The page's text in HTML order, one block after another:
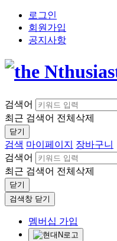
로그인
회원가입
공지사항
검색어
최근 검색어 전체삭제
닫기
검색 마이페이지
장바구니
검색어
최근 검색어 전체삭제
닫기
검색창 닫기
멤버십 가입